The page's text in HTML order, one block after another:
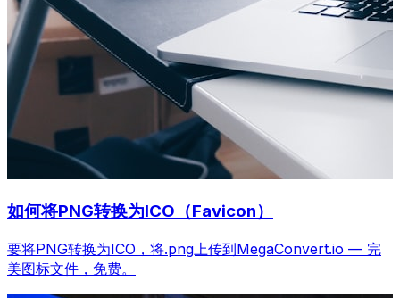
如何将PNG转换为ICO（Favicon）
要将PNG转换为ICO，将.png上传到MegaConvert.io — 完
美图标文件，免费。